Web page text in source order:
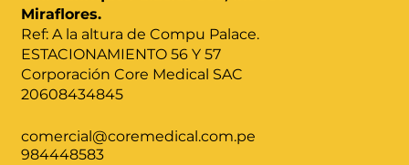
984448583
comercial@coremedical.com.pe
Miraflores.
Ref: A la altura de Compu Palace.
ESTACIONAMIENTO 56 Y 57
Corporación Core Medical SAC
20608434845